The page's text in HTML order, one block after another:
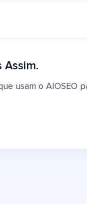
Assim.
usam o AIOSEO